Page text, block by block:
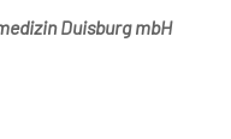
Duisburg mbH